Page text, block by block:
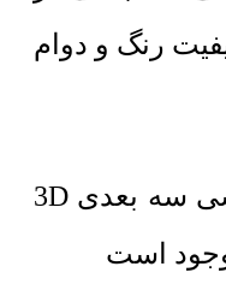
رنگ و دوام
دیوارپوش پی وی سی سه بعدی 3D
است